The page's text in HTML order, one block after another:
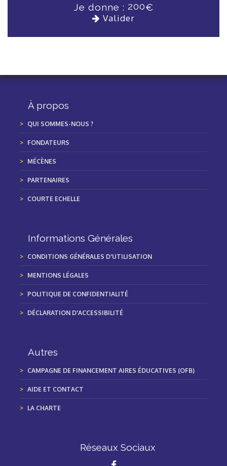
Je donne : 200€
Valider
À propos
QUI SOMMES-NOUS ?
FONDATEURS
MÉCÈNES
PARTENAIRES
COURTE ECHELLE
Informations Générales
CONDITIONS GÉNÉRALES D'UTILISATION
MENTIONS LÉGALES
POLITIQUE DE CONFIDENTIALITÉ
DÉCLARATION D'ACCESSIBILITÉ
Autres
CAMPAGNE DE FINANCEMENT AIRES ÉDUCATIVES (OFB)
AIDE ET CONTACT
LA CHARTE
Réseaux Sociaux